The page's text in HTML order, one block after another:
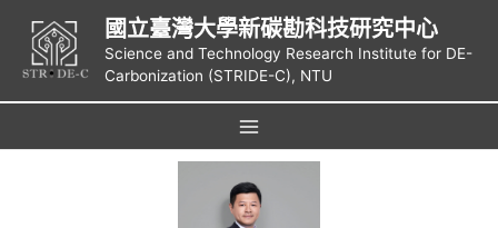
國立臺灣大學新碳勘科技研究中心
Science and Technology Research Institute for DE-
Carbonization (STRIDE-C), NTU